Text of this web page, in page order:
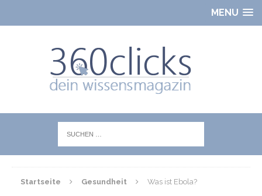
MENU
Startseite Gesundheit Was ist Ebola?